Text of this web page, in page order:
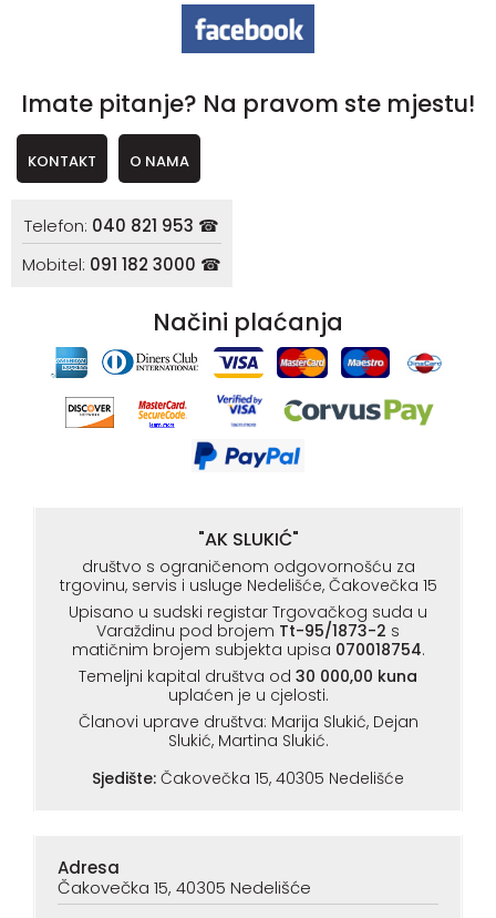
Imate pitanje? Na pravom ste mjestu!
KONTAKT O NAMA
Telefon: 040 821 953 ☎
Mobitel: 091 182 3000 ☎
Načini plaćanja
"AK SLUKIĆ"
društvo s ograničenom odgovornošću za
trgovinu, servis i usluge Nedelišće, Čakovečka 15
Upisano u sudski registar Trgovačkog suda u
Varaždinu pod brojem Tt-95/1873-2 s
matičnim brojem subjekta upisa 070018754.
Temeljni kapital društva od 30 000,00 kuna
uplaćen je u cjelosti.
Članovi uprave društva: Marija Slukić, Dejan
Slukić, Martina Slukić.
Sjedište: Čakovečka 15, 40305 Nedelišće
Adresa
Čakovečka 15, 40305 Nedelišće